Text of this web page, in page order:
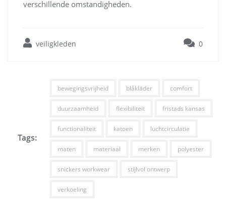
verschillende omstandigheden.
veiligkleden 0
Tags:
bewegingsvrijheid blåkläder comfort
duurzaamheid flexibiliteit fristads kansas
functionaliteit katoen luchtcirculatie
maten materiaal merken polyester
snickers workwear stijlvol ontwerp
verkoeling